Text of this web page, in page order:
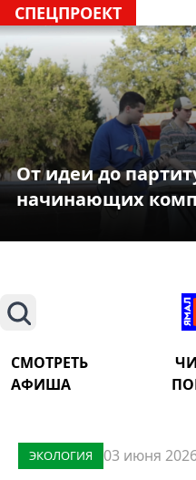
СПЕЦПРОЕКТ
От идеи до
начинающих
Поиск
СМОТРЕТЬ
АФИША
ЭКОЛОГИЯ 03 июня